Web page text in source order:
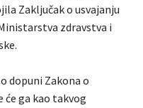
Zaključak o usvajanju
zdravstva i
dopuni Zakona o
ga kao takvog